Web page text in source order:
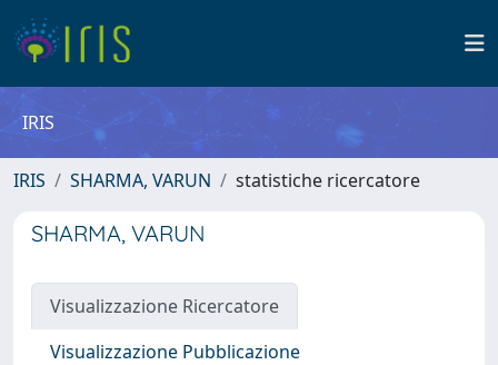
IRIS
IRIS SHARMA, VARUN statistiche ricercatore
SHARMA, VARUN
Visualizzazione Ricercatore
Visualizzazione Pubblicazione